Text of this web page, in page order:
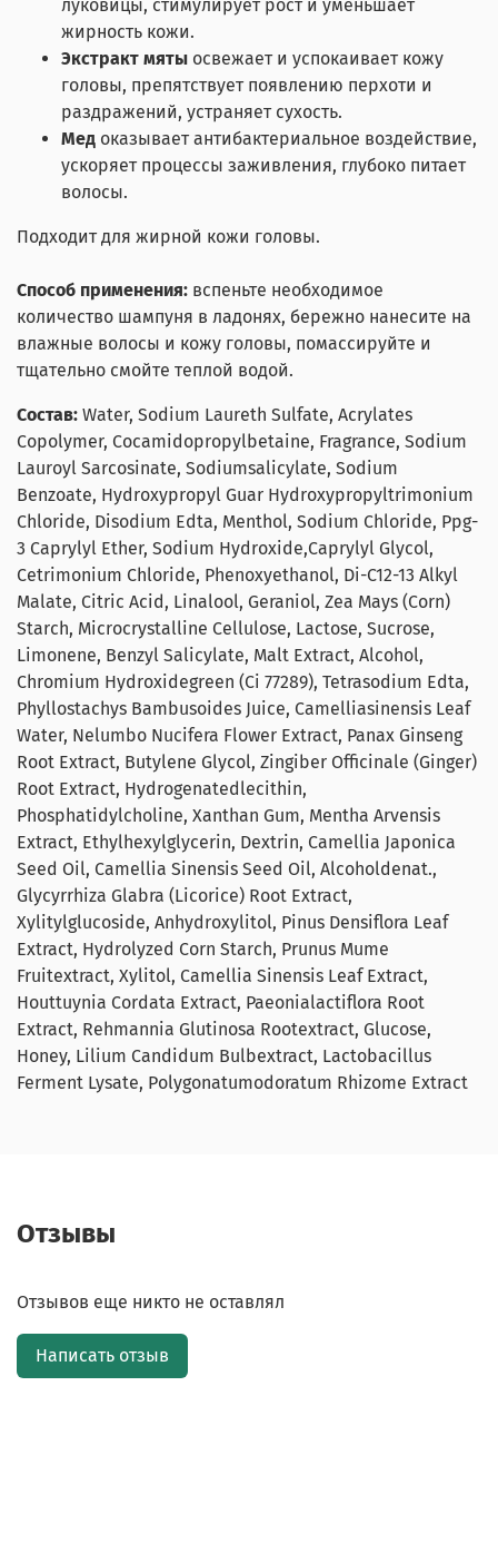
луковицы, стимулирует рост и уменьшает
жирность кожи.
Экстракт мяты освежает и успокаивает кожу
головы, препятствует появлению перхоти и
раздражений, устраняет сухость.
Мед оказывает антибактериальное воздействие,
ускоряет процессы заживления, глубоко питает
волосы.
Подходит для жирной кожи головы.
Способ применения: вспеньте необходимое
количество шампуня в ладонях, бережно нанесите на
влажные волосы и кожу головы, помассируйте и
тщательно смойте теплой водой.
Состав: Water, Sodium Laureth Sulfate, Acrylates
Copolymer, Cocamidopropylbetaine, Fragrance, Sodium
Lauroyl Sarcosinate, Sodiumsalicylate, Sodium
Benzoate, Hydroxypropyl Guar Hydroxypropyltrimonium
Chloride, Disodium Edta, Menthol, Sodium Chloride, Ppg-
3 Caprylyl Ether, Sodium Hydroxide,Caprylyl Glycol,
Cetrimonium Chloride, Phenoxyethanol, Di-C12-13 Alkyl
Malate, Citric Acid, Linalool, Geraniol, Zea Mays (Corn)
Starch, Microcrystalline Cellulose, Lactose, Sucrose,
Limonene, Benzyl Salicylate, Malt Extract, Alcohol,
Chromium Hydroxidegreen (Ci 77289), Tetrasodium Edta,
Phyllostachys Bambusoides Juice, Camelliasinensis Leaf
Water, Nelumbo Nucifera Flower Extract, Panax Ginseng
Root Extract, Butylene Glycol, Zingiber Officinale (Ginger)
Root Extract, Hydrogenatedlecithin,
Phosphatidylcholine, Xanthan Gum, Mentha Arvensis
Extract, Ethylhexylglycerin, Dextrin, Camellia Japonica
Seed Oil, Camellia Sinensis Seed Oil, Alcoholdenat.,
Glycyrrhiza Glabra (Licorice) Root Extract,
Xylitylglucoside, Anhydroxylitol, Pinus Densiflora Leaf
Extract, Hydrolyzed Corn Starch, Prunus Mume
Fruitextract, Xylitol, Camellia Sinensis Leaf Extract,
Houttuynia Cordata Extract, Paeonialactiflora Root
Extract, Rehmannia Glutinosa Rootextract, Glucose,
Honey, Lilium Candidum Bulbextract, Lactobacillus
Ferment Lysate, Polygonatumodoratum Rhizome Extract
Отзывы
Отзывов еще никто не оставлял
Написать отзыв